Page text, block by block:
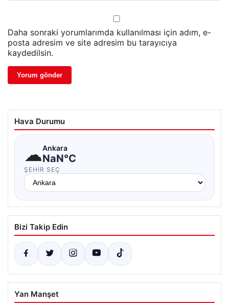
Daha sonraki yorumlarımda kullanılması için adım, e-
posta adresim ve site adresim bu tarayıcıya
kaydedilsin.
Hava Durumu
☁Ankara
NaN°C
ŞEHIR SEÇ
Bizi Takip Edin
Yan Manşet